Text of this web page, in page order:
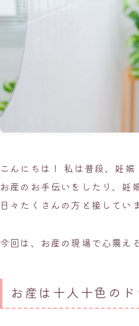
こんにちは！ 私は普段、妊娠
お産のお手伝いをしたり、妊
日々たくさんの方と接してい
今回は、お産の現場で心震え
お産は十人十色のド